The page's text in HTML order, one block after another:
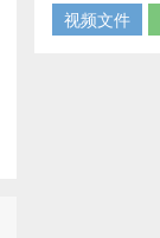
视频文件